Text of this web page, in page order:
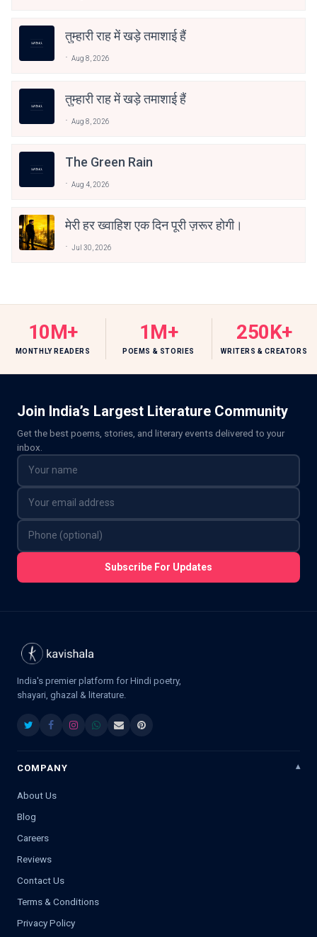
तुम्हारी राह में खड़े तमाशाई हैं
Aug 8, 2026
तुम्हारी राह में खड़े तमाशाई हैं
Aug 8, 2026
The Green Rain
Aug 4, 2026
मेरी हर ख्वाहिश एक दिन पूरी ज़रूर होगी।
Jul 30, 2026
10M+
MONTHLY READERS
1M+
POEMS & STORIES
250K+
WRITERS & CREATORS
Join India’s Largest Literature Community
Get the best poems, stories, and literary events delivered to your
inbox.
Subscribe For Updates
India's premier platform for Hindi poetry,
shayari, ghazal & literature.
COMPANY
About Us
Blog
Careers
Reviews
Contact Us
Terms & Conditions
Privacy Policy